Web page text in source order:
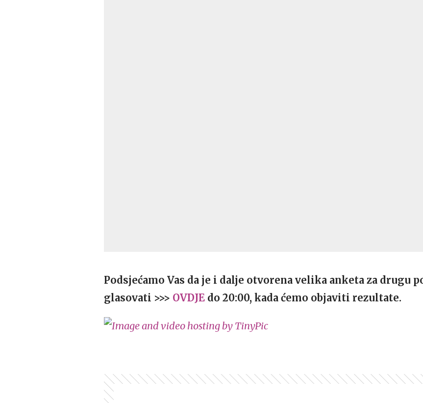
Podsjećamo Vas da je i dalje otvorena velika anketa za drugu
glasovati >>> OVDJE do 20:00, kada ćemo objaviti rezultate.